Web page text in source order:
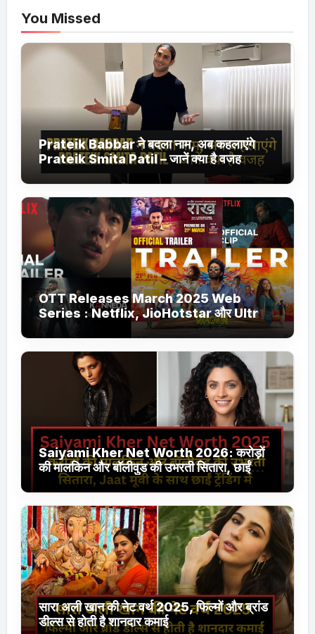
You Missed
Prateik Babbar ने बदला नाम, अब कहलाएंगे
Prateik Smita Patil – जानें क्या है वजह
OTT Releases March 2025 Web
Series : Netflix, JioHotstar और Ultra
Jhakaas पर नई वेब सीरीज और फिल्में
Saiyami Kher Net Worth 2026: करोड़ों
की मालकिन और बॉलीवुड की उभरती सितारा, छाईं
ट्रेंडिंग में
सारा अली खान की नेट वर्थ 2025, फिल्मों और ब्रांड
डील्स से होती है शानदार कमाई